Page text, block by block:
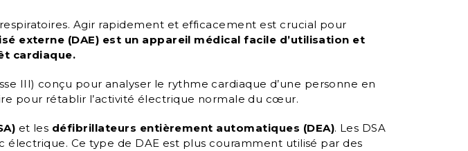
Agir rapidement et efficacement est crucial pour
externe (DAE) est un appareil médical facile d’utilisation et
cardiaque.
III) conçu pour analyser le rythme cardiaque d’une personne en
pour rétablir l’activité électrique normale du cœur.
et les défibrillateurs entièrement automatiques (DEA). Les DSA
Ce type de DAE est plus couramment utilisé par des